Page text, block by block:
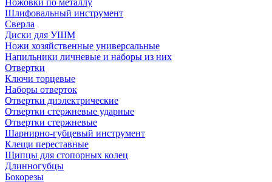
Ножовки по металлу
Шлифовальный инструмент
Сверла
Диски для УШМ
Ножи хозяйственные универсальные
Напильники личневые и наборы из них
Отвертки
Ключи торцевые
Наборы отверток
Отвертки диэлектрические
Отвертки стержневые ударные
Отвертки стержневые
Шарнирно-губцевый инструмент
Клещи переставные
Щипцы для стопорных колец
Длинногубцы
Бокорезы